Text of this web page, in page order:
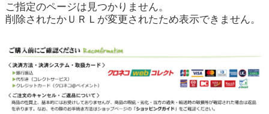
ご指定のページは見つかりません。
削除されたかＵＲＬが変更されたため表示できません。